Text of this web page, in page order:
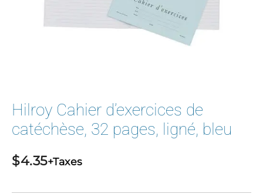
Hilroy Cahier d’exercices de
catéchèse, 32 pages, ligné, bleu
$4.35+Taxes